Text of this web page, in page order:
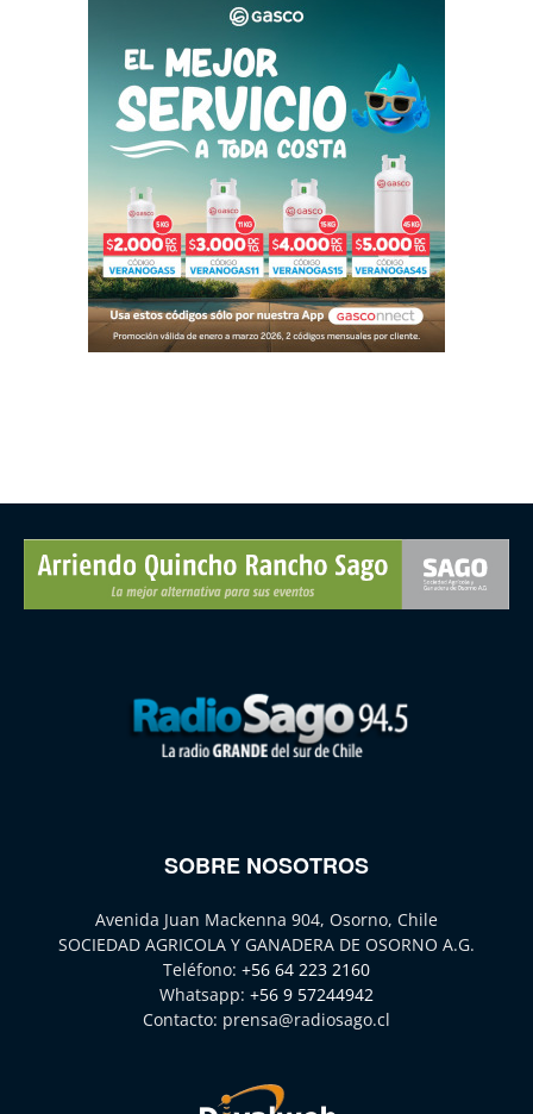
SOBRE NOSOTROS
Avenida Juan Mackenna 904, Osorno, Chile
SOCIEDAD AGRICOLA Y GANADERA DE OSORNO A.G.
Teléfono: +56 64 223 2160
Whatsapp: +56 9 57244942
Contacto: prensa@radiosago.cl